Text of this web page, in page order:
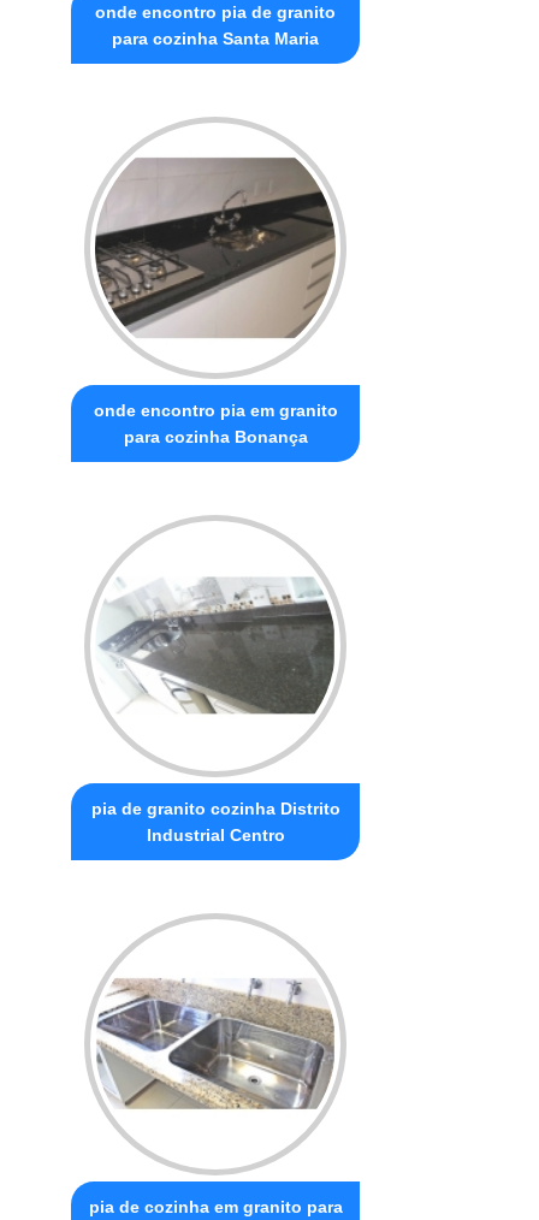
onde encontro pia de granito
para cozinha Santa Maria
onde encontro pia em granito
para cozinha Bonança
pia de granito cozinha Distrito
Industrial Centro
pia de cozinha em granito para